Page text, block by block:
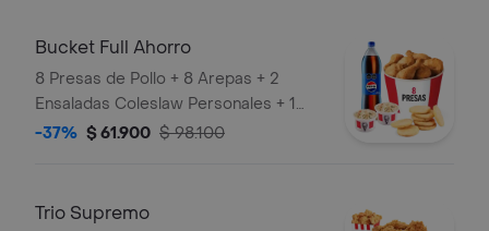
Bucket Full Ahorro
8 Presas de Pollo + 8 Arepas + 2
Ensaladas Coleslaw Personales + 1
Gaseosa 1,5 Litros
-37% $ 61.900 $ 98.100
Trio Supremo